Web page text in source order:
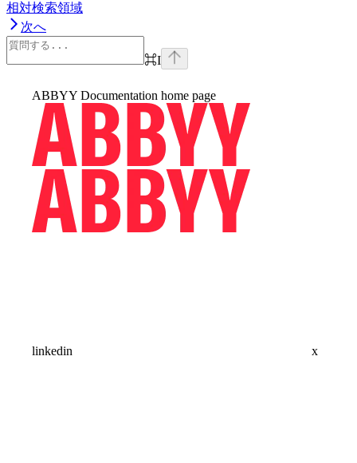
相対検索領域
次へ
⌘I
ABBYY Documentation home page
linkedin x